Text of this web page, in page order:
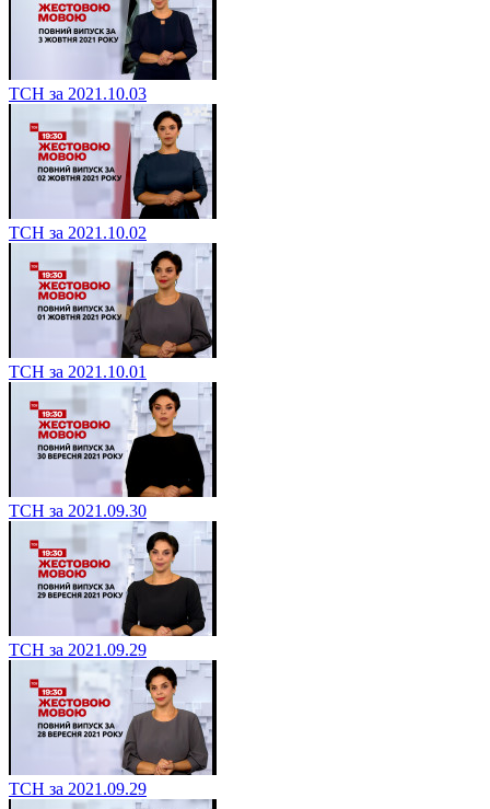
ТСН за 2021.10.03
ТСН за 2021.10.02
ТСН за 2021.10.01
ТСН за 2021.09.30
ТСН за 2021.09.29
ТСН за 2021.09.29